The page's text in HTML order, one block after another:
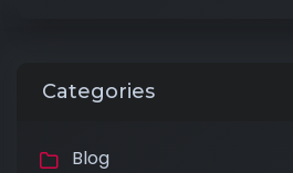
Categories
Blog